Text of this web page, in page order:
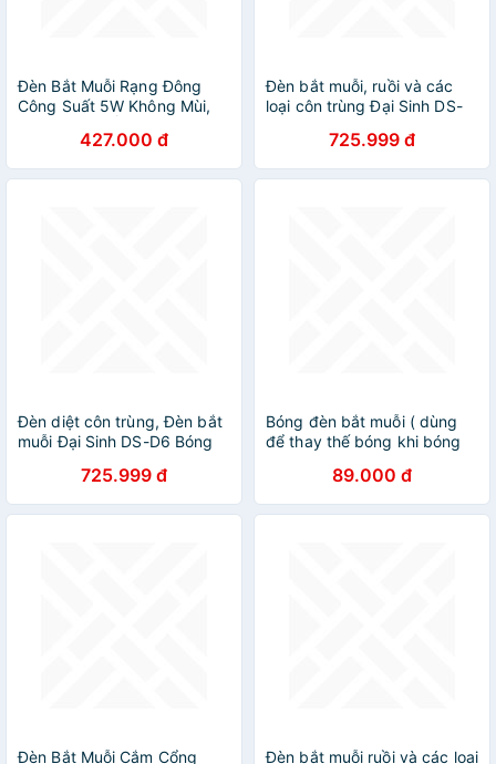
Đèn Bắt Muỗi Rạng Đông
Công Suất 5W Không Mùi,
427.000 đ
Đèn bắt muỗi, ruồi và các
loại côn trùng Đại Sinh DS-
725.999 đ
Đèn diệt côn trùng, Đèn bắt
muỗi Đại Sinh DS-D6 Bóng
725.999 đ
Bóng đèn bắt muỗi ( dùng
để thay thế bóng khi bóng
89.000 đ
Đèn Bắt Muỗi Cắm Cổng
Đèn bắt muỗi ruồi và các loại